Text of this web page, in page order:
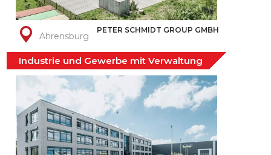
Ahrensburg
PETER SCHMIDT GROUP GMBH
Industrie und Gewerbe mit Verwaltung